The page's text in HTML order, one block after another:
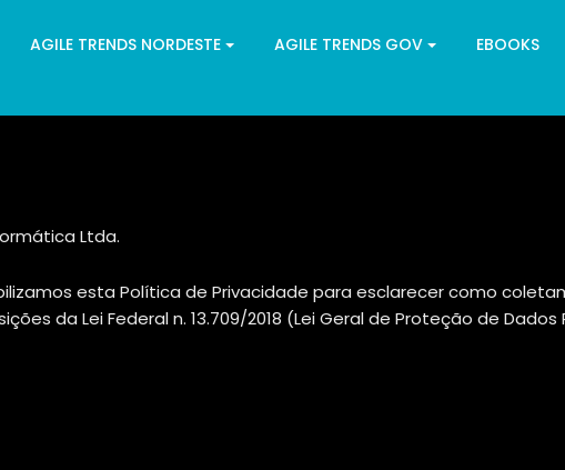
AGILE TRENDS NORDESTE AGILE TRENDS GOV EBOOKS
Ltda.
esta Política de Privacidade para esclarecer como
da Lei Federal n. 13.709/2018 (Lei Geral de Proteção de Dados